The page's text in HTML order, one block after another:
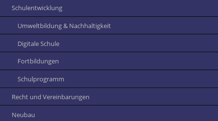
Schulentwicklung
Umweltbildung & Nachhaltigkeit
Digitale Schule
Fortbildungen
Schulprogramm
Recht und Vereinbarungen
Neubau